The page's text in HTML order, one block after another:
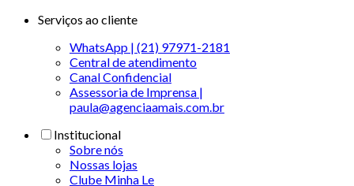
Serviços ao cliente
WhatsApp | (21) 97971-2181
Central de atendimento
Canal Confidencial
Assessoria de Imprensa |
paula@agenciaamais.com.br
Institucional
Sobre nós
Nossas lojas
Clube Minha Le